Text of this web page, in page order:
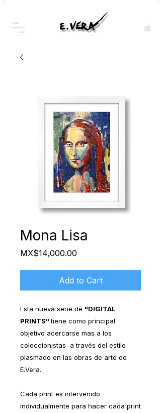
Mona Lisa
MX$14,000.00
Add to Cart
Esta nueva serie de "DIGITAL
PRINTS"tiene como principal
objetivo acercarse mas a los
coleccionistas a través del estilo
plasmado en las obras de arte de
E.Vera.
Cada print es intervenido
individualmente para hacer cada print